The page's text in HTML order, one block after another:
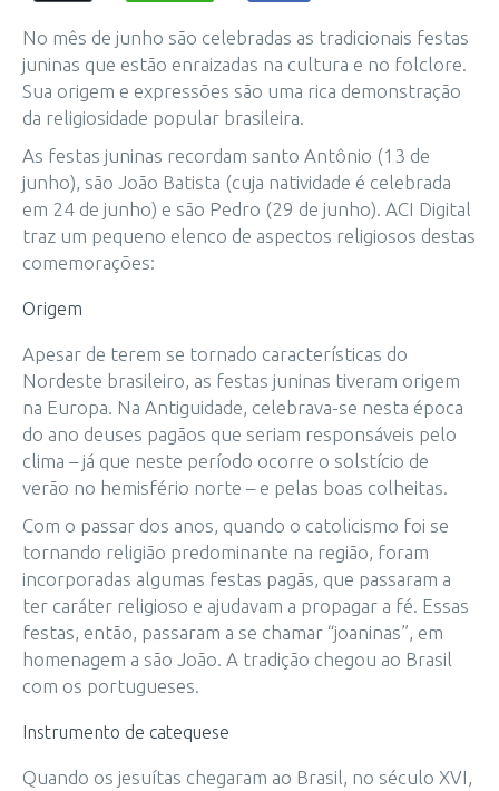
No mês de junho são celebradas as tradicionais festas
juninas que estão enraizadas na cultura e no folclore.
Sua origem e expressões são uma rica demonstração
da religiosidade popular brasileira.
As festas juninas recordam santo Antônio (13 de
junho), são João Batista (cuja natividade é celebrada
em 24 de junho) e são Pedro (29 de junho). ACI Digital
traz um pequeno elenco de aspectos religiosos destas
comemorações:
Origem
Apesar de terem se tornado características do
Nordeste brasileiro, as festas juninas tiveram origem
na Europa. Na Antiguidade, celebrava-se nesta época
do ano deuses pagãos que seriam responsáveis pelo
clima – já que neste período ocorre o solstício de
verão no hemisfério norte – e pelas boas colheitas.
Com o passar dos anos, quando o catolicismo foi se
tornando religião predominante na região, foram
incorporadas algumas festas pagãs, que passaram a
ter caráter religioso e ajudavam a propagar a fé. Essas
festas, então, passaram a se chamar “joaninas”, em
homenagem a são João. A tradição chegou ao Brasil
com os portugueses.
Instrumento de catequese
Quando os jesuítas chegaram ao Brasil, no século XVI,